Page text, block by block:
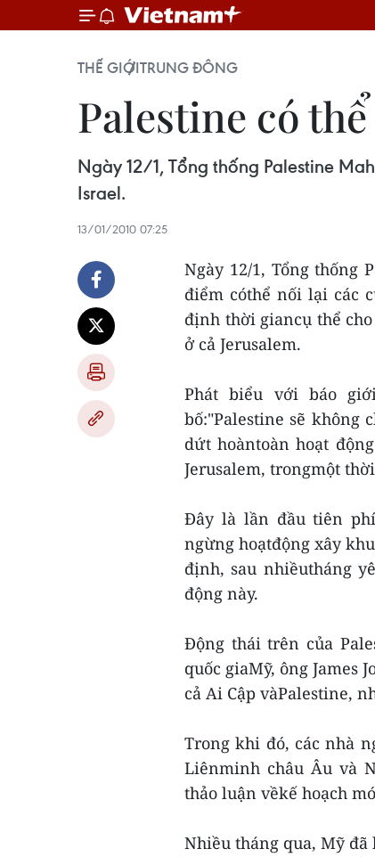
THẾ GIỚITRUNG ĐÔNG
Palestine có
Ngày 12/1, Tổng thống Palestine
Israel.
13/01/2010 07:25
Ngày 12/1, Tổng thống
điểm cóthể nối lại các
định thời giancụ thể
ở cả Jerusalem.
Phát biểu với báo
bố:"Palestine sẽ không
dứt hoàntoàn hoạt
Jerusalem, trongmột
Đây là lần đầu tiên
ngừng hoạtđộng xây
định, sau nhiềutháng
động này.
Động thái trên của
quốc giaMỹ, ông James
cả Ai Cập vàPalestine,
Trong khi đó, các nhà
Liênminh châu Âu và
thảo luận vềkế hoạch
Nhiều tháng qua, Mỹ